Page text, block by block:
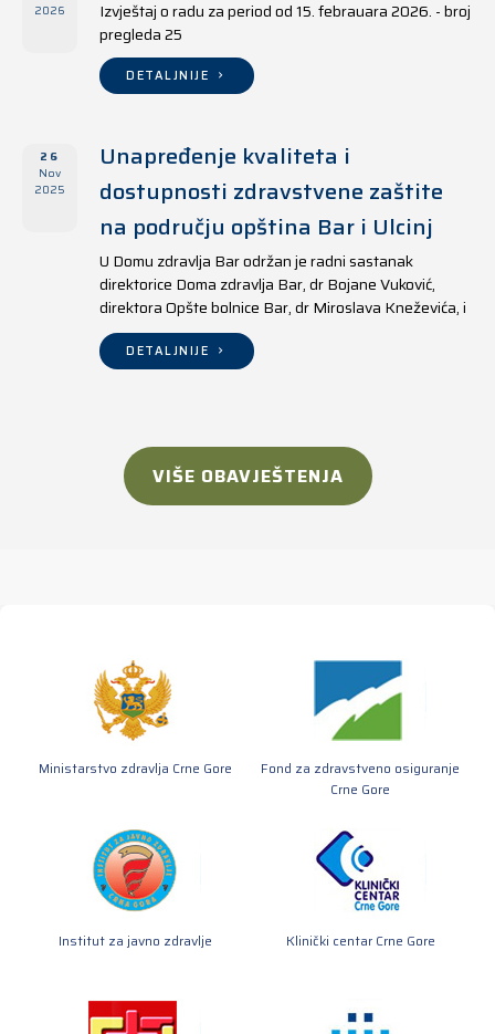
2026
Izvještaj o radu za period od 15. febrauara 2026. - broj
pregleda 25
DETALJNIJE
26
Nov
2025
Unapređenje kvaliteta i
dostupnosti zdravstvene zaštite
na području opština Bar i Ulcinj
U Domu zdravlja Bar održan je radni sastanak
direktorice Doma zdravlja Bar, dr Bojane Vuković,
direktora Opšte bolnice Bar, dr Miroslava Kneževića, i
direktora Doma zdravlja Ulcinj, Kreshnika Mustafe.
DETALJNIJE
VIŠE OBAVJEŠTENJA
Ministarstvo zdravlja Crne Gore
Fond za zdravstveno osiguranje
Crne Gore
Institut za javno zdravlje Klinički centar Crne Gore